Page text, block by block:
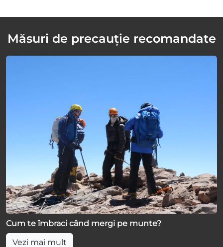
Măsuri de precauție recomandate
Cum te îmbraci când mergi pe munte?
Vezi mai mult